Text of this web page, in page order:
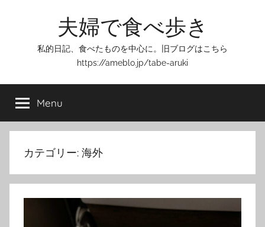
夫婦で食べ歩き
私的日記、食べたものを中心に。旧ブログはこちら
https://ameblo.jp/tabe-aruki
Menu
カテゴリー: 海外